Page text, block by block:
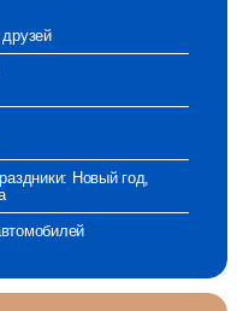
Новый год,